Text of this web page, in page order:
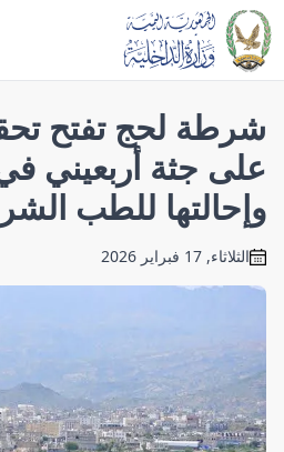
شرطة لحج تفتح
على جثة أربعيني
وإحالتها للطب
الثلاثاء, 17 فبراير 2026